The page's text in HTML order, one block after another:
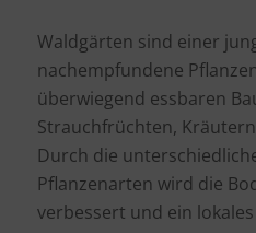
Waldgärten sind einer
nachempfundene
überwiegend essbaren
Strauchfrüchten,
Durch die
Pflanzenarten wird die
verbessert und ein